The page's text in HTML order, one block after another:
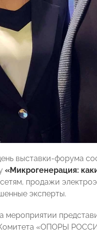
выставки-форума
«Микрогенерация:
продажи
эксперты.
мероприятии
«ОПОРЫ